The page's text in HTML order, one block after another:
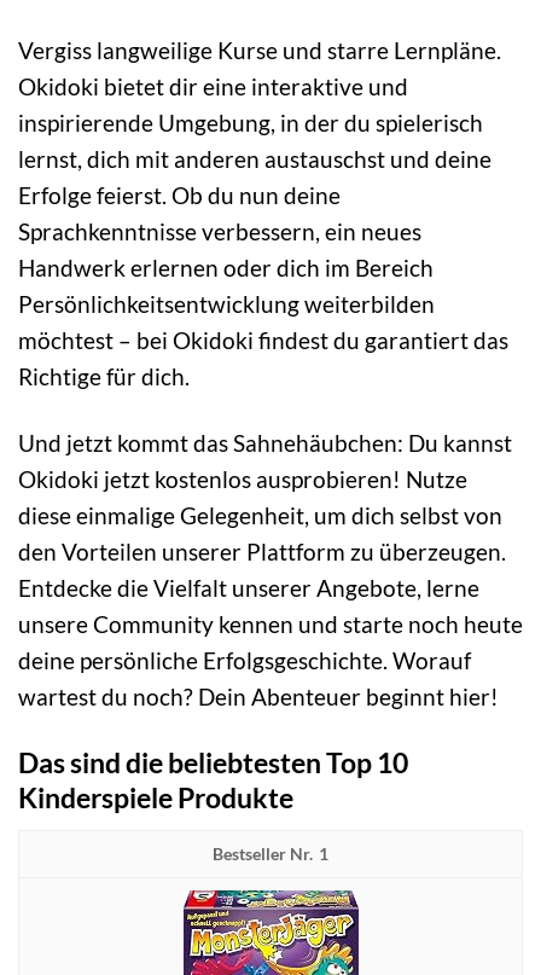
Vergiss langweilige Kurse und starre Lernpläne.
Okidoki bietet dir eine interaktive und
inspirierende Umgebung, in der du spielerisch
lernst, dich mit anderen austauschst und deine
Erfolge feierst. Ob du nun deine
Sprachkenntnisse verbessern, ein neues
Handwerk erlernen oder dich im Bereich
Persönlichkeitsentwicklung weiterbilden
möchtest – bei Okidoki findest du garantiert das
Richtige für dich.
Und jetzt kommt das Sahnehäubchen: Du kannst
Okidoki jetzt kostenlos ausprobieren! Nutze
diese einmalige Gelegenheit, um dich selbst von
den Vorteilen unserer Plattform zu überzeugen.
Entdecke die Vielfalt unserer Angebote, lerne
unsere Community kennen und starte noch heute
deine persönliche Erfolgsgeschichte. Worauf
wartest du noch? Dein Abenteuer beginnt hier!
Das sind die beliebtesten Top 10
Kinderspiele Produkte
1